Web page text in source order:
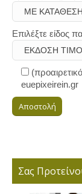
Επιλέξτε είδος
euepixeirein.gr
Σας